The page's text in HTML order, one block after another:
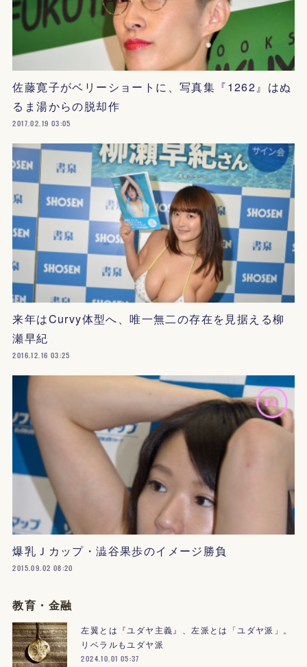
佐藤寛子がベリーショートに、写真集『1262』はぬ
るま湯からの脱却作
2017.02.19 03:05
来年はCurvy体型へ、唯一無二の存在を見据える柳
瀬早紀
2016.12.16 03:25
爆乳Ｊカップ・澁谷果歩のイメージ勝負
2015.09.02 08:20
教育・金融
左翼とは『ユダヤ主義』、左派とは「ユダヤ派」。
リベラルもユダヤ派
2024.10.01 05:37